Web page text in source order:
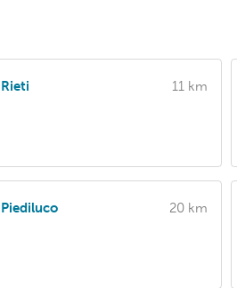
Rieti 11 km
Piediluco 20 km